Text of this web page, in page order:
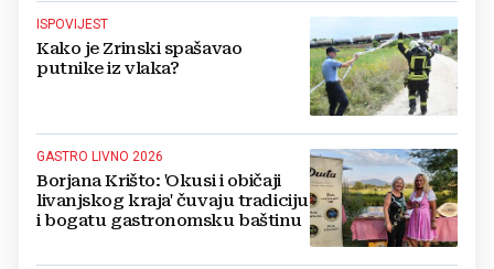
ISPOVIJEST
Kako je Zrinski spašavao
putnike iz vlaka?
GASTRO LIVNO 2026
Borjana Krišto: 'Okusi i običaji
livanjskog kraja' čuvaju tradiciju
i bogatu gastronomsku baštinu